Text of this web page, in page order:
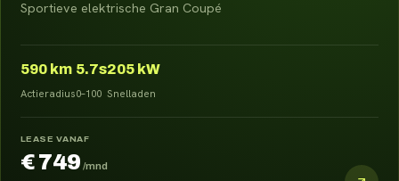
Sportieve elektrische Gran Coupé
590 km
Actieradius
5.7s
0–100
205 kW
Snelladen
LEASE VANAF
€ 749 /mnd